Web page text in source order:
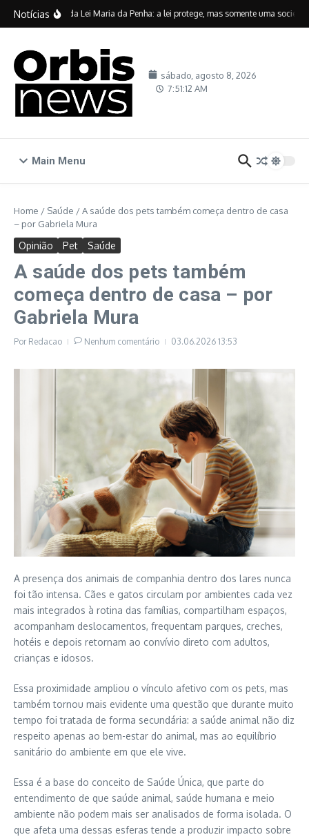
Ir para o conteúdo
Notícias
Vinte anos da Lei Maria da Penha: a lei protege, mas somente uma
sábado, agosto 8, 2026
7:51:13 AM
Main Menu
Home / Saúde /A saúde dos pets também começa dentro de casa
– por Gabriela Mura
Opinião Pet Saúde
A saúde dos pets também
começa dentro de casa – por
Gabriela Mura
Por Redacao Nenhum comentário 03.06.2026 13:53
A presença dos animais de companhia dentro dos lares nunca
foi tão intensa. Cães e gatos circulam por ambientes cada vez
mais integrados à rotina das famílias, compartilham espaços,
acompanham deslocamentos, frequentam parques, creches,
hotéis e depois retornam ao convívio direto com adultos,
crianças e idosos.
Essa proximidade ampliou o vínculo afetivo com os pets, mas
também tornou mais evidente uma questão que durante muito
tempo foi tratada de forma secundária: a saúde animal não diz
respeito apenas ao bem-estar do animal, mas ao equilíbrio
sanitário do ambiente em que ele vive.
Essa é a base do conceito de Saúde Única, que parte do
entendimento de que saúde animal, saúde humana e meio
ambiente não podem mais ser analisados de forma isolada. O
que afeta uma dessas esferas tende a produzir impacto sobre